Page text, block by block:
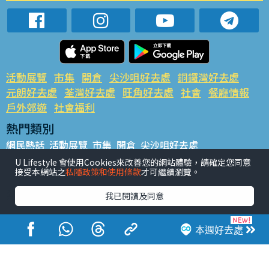
本週好去處
活動展覽 市集 開倉 尖沙咀好去處 銅鑼灣好去處
元朗好去處 荃灣好去處 旺角好去處 社會 餐廳情報
戶外郊遊 社會福利
熱門類別
網民熱話 活動展覽 市集 開倉 尖沙咀好去處
銅鑼灣好去處 元朗好去處 荃灣好去處 旺角好去處 社會
餐廳情報 戶外郊遊
熱門標籤
#UGO搵好去處 #人氣活動推介 #美食社群熱話
#親子玩樂好去處
#ULifestyle應用程式
#限時搶
#UJetso禮物放送
#ULifestyle商戶中心 #著數 #網絡熱話
U Lifestyle 會使用Cookies來改善您的網站體驗，請確定您同意
接受本網站之私隱政策和使用條款才可繼續瀏覽。
我已閱讀及同意